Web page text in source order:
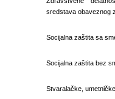
sredstava obaveznog
Socijalna zaštita sa
Socijalna zaštita bez
Stvaralačke,